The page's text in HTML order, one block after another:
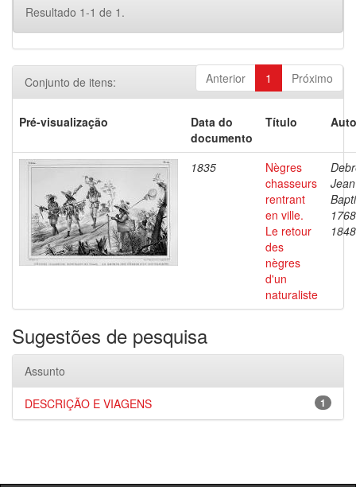
Resultado 1-1 de 1.
Anterior 1 Próximo
Conjunto de itens:
Pré-visualização
Data do
documento
Título
1835
Nègres
chasseurs
rentrant
en ville.
Le retour
des
nègres
d'un
naturaliste
Jean
1848
Sugestões de pesquisa
Assunto
1
DESCRIÇÃO E VIAGENS